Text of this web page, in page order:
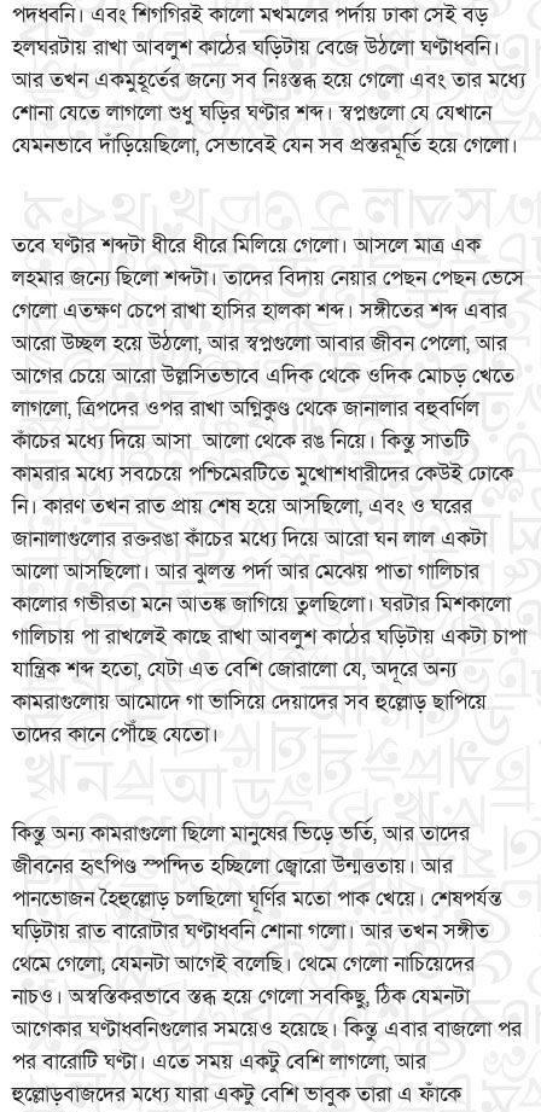
পদধ্বনি। এবং শিগগিরই কালো মখমলের পর্দায় ঢাকা সেই বড়
হলঘরটায় রাখা আবলুশ কাঠের ঘড়িটায় বেজে উঠলো ঘণ্টাধ্বনি।
আর তখন একমুহূর্তের জন্যে সব নিঃস্তব্ধ হয়ে গেলো এবং তার মধ্যে
শোনা যেতে লাগলো শুধু ঘড়ির ঘণ্টার শব্দ। স্বপ্নগুলো যে যেখানে
যেমনভাবে দাঁড়িয়েছিলো, সেভাবেই যেন সব প্রস্তরমূর্তি হয়ে গেলো।
তবে ঘণ্টার শব্দটা ধীরে ধীরে মিলিয়ে গেলো। আসলে মাত্র এক
লহমার জন্যে ছিলো শব্দটা। তাদের বিদায় নেয়ার পেছন পেছন ভেসে
গেলো এতক্ষণ চেপে রাখা হাসির হালকা শব্দ। সঙ্গীতের শব্দ এবার
আরো উচ্ছল হয়ে উঠলো, আর স্বপ্নগুলো আবার জীবন পেলো, আর
আগের চেয়ে আরো উল্লসিতভাবে এদিক থেকে ওদিক মোচড় খেতে
লাগলো, ত্রিপদের ওপর রাখা অগ্নিকুণ্ড থেকে জানালার বহুবর্ণিল
কাঁচের মধ্যে দিয়ে আসা আলো থেকে রঙ নিয়ে। কিন্তু সাতটি
কামরার মধ্যে সবচেয়ে পশ্চিমেরটিতে মুখোশধারীদের কেউই ঢোকে
নি। কারণ তখন রাত প্রায় শেষ হয়ে আসছিলো, এবং ও ঘরের
জানালাগুলোর রক্তরঙা কাঁচের মধ্যে দিয়ে আরো ঘন লাল একটা
আলো আসছিলো। আর ঝুলন্ত পর্দা আর মেঝেয় পাতা গালিচার
কালোর গভীরতা মনে আতঙ্ক জাগিয়ে তুলছিলো। ঘরটার মিশকালো
গালিচায় পা রাখলেই কাছে রাখা আবলুশ কাঠের ঘড়িটায় একটা চাপা
যান্ত্রিক শব্দ হতো, যেটা এত বেশি জোরালো যে, অদূরে অন্য
কামরাগুলোয় আমোদে গা ভাসিয়ে দেয়াদের সব হুল্লোড় ছাপিয়ে
তাদের কানে পৌঁছে যেতো।
কিন্তু অন্য কামরাগুলো ছিলো মানুষের ভিড়ে ভর্তি, আর তাদের
জীবনের হৃৎপিণ্ড স্পন্দিত হচ্ছিলো জ্বোরো উন্মত্ততায়। আর
পানভোজন হৈহুল্লোড় চলছিলো ঘূর্ণির মতো পাক খেয়ে। শেষপর্যন্ত
ঘড়িটায় রাত বারোটার ঘণ্টাধ্বনি শোনা গলো। আর তখন সঙ্গীত
থেমে গেলো, যেমনটা আগেই বলেছি। থেমে গেলো নাচিয়েদের
নাচও। অস্বস্তিকরভাবে স্তব্ধ হয়ে গেলো সবকিছু, ঠিক যেমনটা
আগেকার ঘণ্টাধ্বনিগুলোর সময়েও হয়েছে। কিন্তু এবার বাজলো পর
পর বারোটি ঘণ্টা। এতে সময় একটু বেশি লাগলো, আর
হুল্লোড়বাজদের মধ্যে যারা একটু বেশি ভাবুক তারা এ ফাঁকে